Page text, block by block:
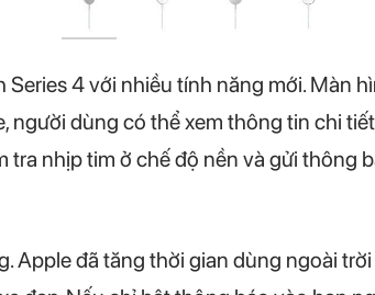
4 với nhiều tính năng mới. Màn
người dùng có thể xem thông tin chi
nhịp tim ở chế độ nền và gửi thông
Apple đã tăng thời gian dùng ngoài